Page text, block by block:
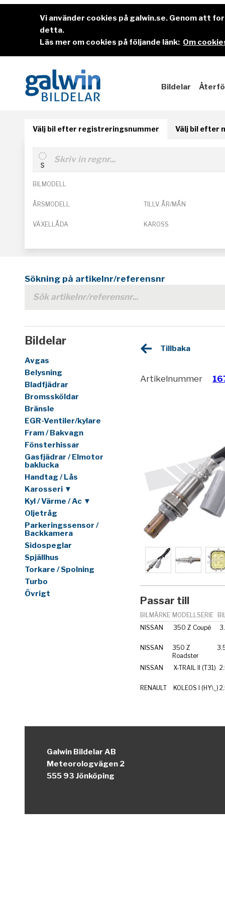
Vi använder cookies på galwin.se. Genom att
detta.
Läs mer om cookies på följande länk: Om
Bildelar
Välj bil efter registreringsnummer Välj bil efter
BILMODELL
ÅRSMODELL TILLV. ÅR/MÅN
VÄXELLÅDA KAROSS
Sökning på artikelnr/referensnr
Bildelar
Avgas
Belysning
Bladfjädrar
Bromssköldar
Bränsle
EGR-Ventiler/kylare
Fram / Bakvagn
Fönsterhissar
Gasfjädrar / Elmotor
baklucka
Handtag / Lås
Karosseri ▼
Kyl / Värme / Ac ▼
Oljetråg
Parkeringssensor /
Backkamera
Sidospeglar
Spjällhus
Torkare / Spolning
Turbo
Övrigt
Tillbaka
Artikelnummer
Passar till
BILMÄRKE MODELLSERIE
NISSAN
350 Z Coupé
NISSAN
350 Z
Roadster
NISSAN X-TRAIL II (T31)
RENAULT KOLEOS I (HY\_)
Galwin Bildelar AB
Meteorologvägen 2
555 93 Jönköping